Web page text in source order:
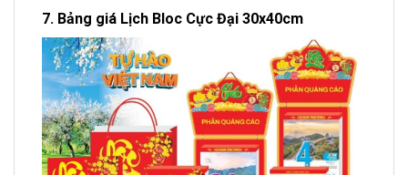
7. Bảng giá Lịch Bloc Cực Đại 30x40cm